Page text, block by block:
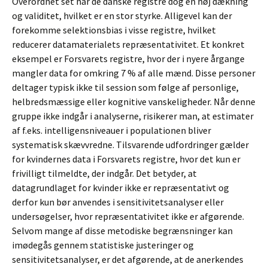
og validitet, hvilket er en stor styrke. Alligevel kan der
forekomme selektionsbias i visse registre, hvilket
reducerer datamaterialets repræsentativitet. Et konkret
eksempel er Forsvarets registre, hvor der i nyere årgange
mangler data for omkring 7 % af alle mænd. Disse personer
deltager typisk ikke til session som følge af personlige,
helbredsmæssige eller kognitive vanskeligheder. Når denne
gruppe ikke indgår i analyserne, risikerer man, at estimater
af f.eks. intelligensniveauer i populationen bliver
systematisk skævvredne. Tilsvarende udfordringer gælder
for kvindernes data i Forsvarets registre, hvor det kun er
frivilligt tilmeldte, der indgår. Det betyder, at
datagrundlaget for kvinder ikke er repræsentativt og
derfor kun bør anvendes i sensitivitetsanalyser eller
undersøgelser, hvor repræsentativitet ikke er afgørende.
Selvom mange af disse metodiske begrænsninger kan
imødegås gennem statistiske justeringer og
sensitivitetsanalyser, er det afgørende, at de anerkendes